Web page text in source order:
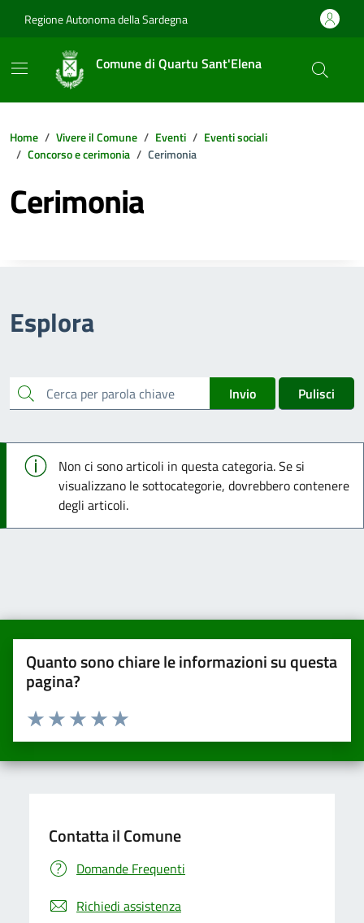
Regione Autonoma della Sardegna
Comune di Quartu Sant'Elena
Home Vivere il Comune Eventi
Eventi sociali
Concorso e cerimonia
Cerimonia
Cerimonia
Esplora
cerca Invio Pulisci
Info
Non ci sono articoli in questa categoria. Se si
visualizzano le sottocategorie, dovrebbero contenere
degli articoli.
Quanto sono chiare le informazioni su questa
pagina?
Valuta da 1 a 5 stelle la pagina
Valuta 5 stelle su 5
Valuta 4 stelle su 5
Valuta 3 stelle su 5
Valuta 2 stelle su 5
Valuta una stella su 5
Contatta il Comune
Domande Frequenti
Richiedi assistenza